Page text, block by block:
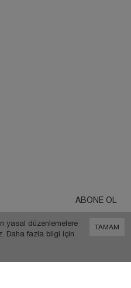
ABONE OL
YOUTUBE
TAMAM
yasal düzenlemelere
Daha fazla bilgi için